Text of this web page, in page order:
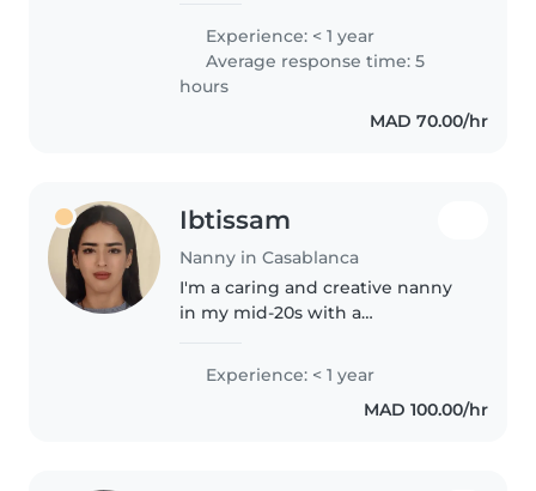
inventer des activités créatives
pour les occuper en toute
sécurité. مرحباً! أنا شيماء...
Experience: < 1 year
Average response time: 5
hours
MAD 70.00/hr
Ibtissam
Nanny in Casablanca
I'm a caring and creative nanny
in my mid-20s with a
through drawing, crafting, and
games. I'm comfortable with
Experience: < 1 year
MAD 100.00/hr